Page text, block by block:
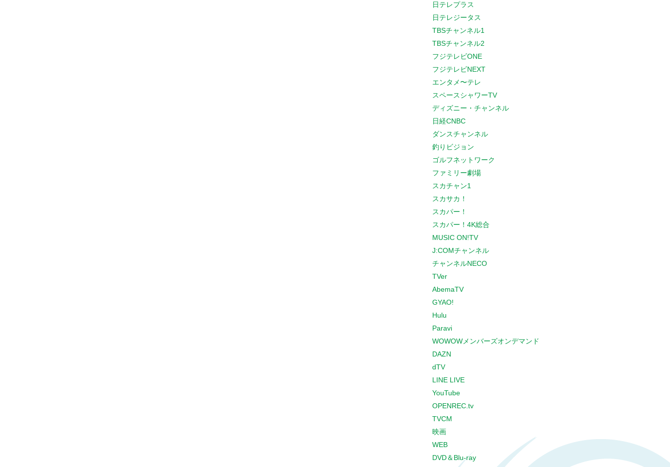
日テレプラス
日テレジータス
TBSチャンネル1
TBSチャンネル2
フジテレビONE
フジテレビNEXT
エンタメ〜テレ
スペースシャワーTV
ディズニー・チャンネル
日経CNBC
ダンスチャンネル
釣りビジョン
ゴルフネットワーク
ファミリー劇場
スカチャン1
スカサカ！
スカパー！
スカパー！4K総合
MUSIC ON!TV
J:COMチャンネル
チャンネルNECO
TVer
AbemaTV
GYAO!
Hulu
Paravi
WOWOWメンバーズオンデマンド
DAZN
dTV
LINE LIVE
YouTube
OPENREC.tv
TVCM
映画
WEB
DVD＆Blu-ray